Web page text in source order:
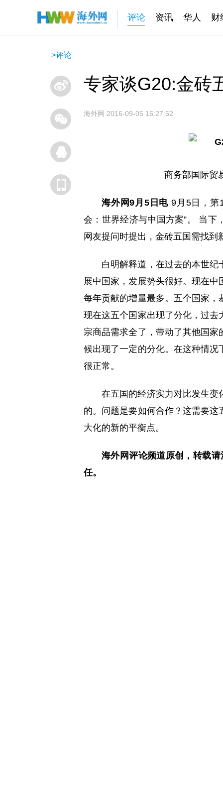
评论 资讯 华人 财
>评论
专家谈G20:金砖
海外网 2016-09-05 16:27:52
商务部国际贸
海外网9月5日电 9月5日，第
会：世界经济与中国方案”。 当下
网友提问时提出，金砖五国需找到
白明解释道，在过去的本世
展中国家，发展势头很好。现在
每年贡献的增量最多。五个国家
现在这五个国家出现了分化，过
宗商品需求全了，带动了其他国
候出现了一定的分化。在这种情
很正常。
在五国的经济实力对比发生
的。问题是要如何合作？这需要
大化的新的平衡点。
海外网评论频道原创，转载
任。